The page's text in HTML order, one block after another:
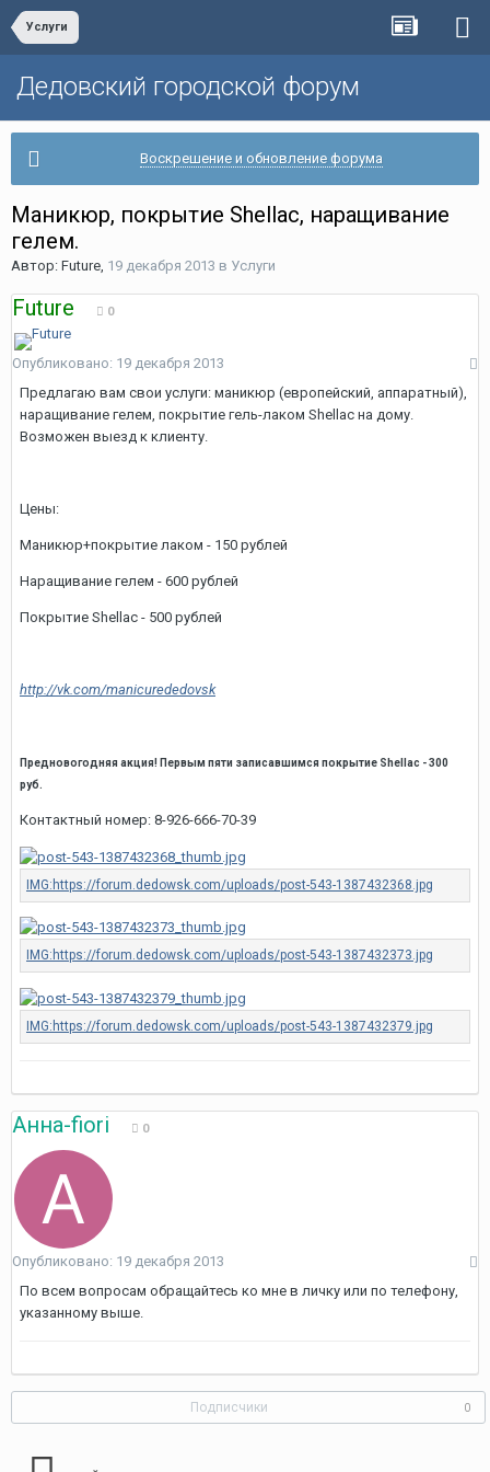
Услуги
Дедовский городской форум
Воскрешение и обновление форума
Маникюр, покрытие Shellac, наращивание
гелем.
Автор: Future, 19 декабря 2013 в Услуги
Future 0
Опубликовано: 19 декабря 2013
Предлагаю вам свои услуги: маникюр (европейский, аппаратный),
наращивание гелем, покрытие гель-лаком Shellac на дому.
Возможен выезд к клиенту.
Цены:
Маникюр+покрытие лаком - 150 рублей
Наращивание гелем - 600 рублей
Покрытие Shellac - 500 рублей
http://vk.com/manicurededovsk
Предновогодняя акция! Первым пяти записавшимся покрытие Shellac - 300
руб.
Контактный номер: 8-926-666-70-39
Анна-fiori 0
Опубликовано: 19 декабря 2013
По всем вопросам обращайтесь ко мне в личку или по телефону,
указанному выше.
Подписчики 0